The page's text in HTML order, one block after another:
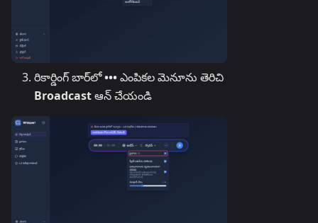
రికార్డింగ్ బార్‌లో•••ఎంపికల మెనూను తెరిచి
Broadcastఆన్ చేయండి